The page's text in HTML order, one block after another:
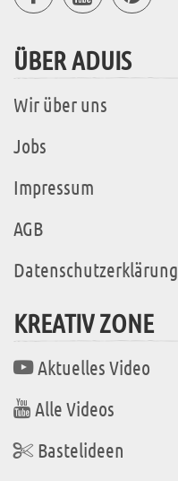
ÜBER ADUIS
Wir über uns
Jobs
Impressum
AGB
Datenschutzerklärung
KREATIV ZONE
Aktuelles Video
Alle Videos
Bastelideen